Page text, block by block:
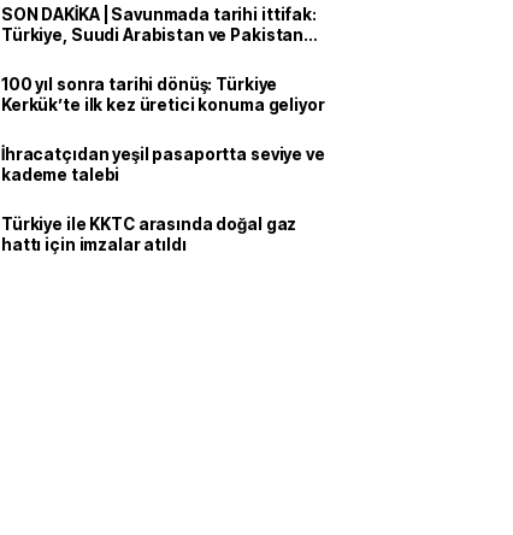
SON DAKİKA | Savunmada tarihi ittifak:
Türkiye, Suudi Arabistan ve Pakistan
100 yıl sonra tarihi dönüş: Türkiye
Kerkük’te ilk kez üretici konuma geliyor
İhracatçıdan yeşil pasaportta seviye ve
kademe talebi
Türkiye ile KKTC arasında doğal gaz
hattı için imzalar atıldı